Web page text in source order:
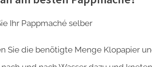
Ihr Pappmaché selber
Sie die benötigte Menge Klopapier